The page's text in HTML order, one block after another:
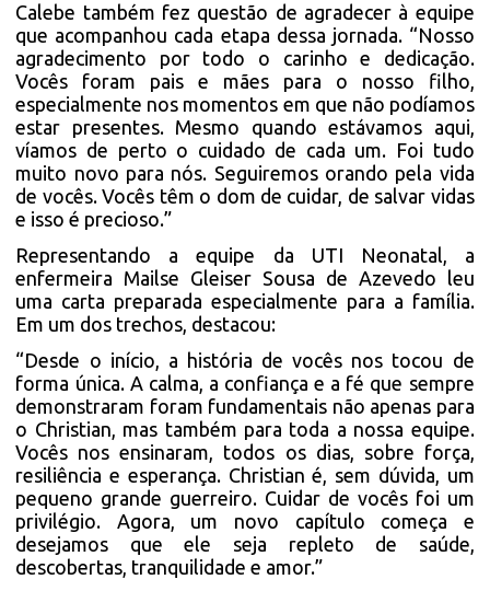
Calebe também fez questão de agradecer à equipe
que acompanhou cada etapa dessa jornada. “Nosso
agradecimento por todo o carinho e dedicação.
Vocês foram pais e mães para o nosso filho,
especialmente nos momentos em que não podíamos
estar presentes. Mesmo quando estávamos aqui,
víamos de perto o cuidado de cada um. Foi tudo
muito novo para nós. Seguiremos orando pela vida
de vocês. Vocês têm o dom de cuidar, de salvar vidas
e isso é precioso.”
Representando a equipe da UTI Neonatal, a
enfermeira Mailse Gleiser Sousa de Azevedo leu
uma carta preparada especialmente para a família.
Em um dos trechos, destacou:
“Desde o início, a história de vocês nos tocou de
forma única. A calma, a confiança e a fé que sempre
demonstraram foram fundamentais não apenas para
o Christian, mas também para toda a nossa equipe.
Vocês nos ensinaram, todos os dias, sobre força,
resiliência e esperança. Christian é, sem dúvida, um
pequeno grande guerreiro. Cuidar de vocês foi um
privilégio. Agora, um novo capítulo começa e
desejamos que ele seja repleto de saúde,
descobertas, tranquilidade e amor.”